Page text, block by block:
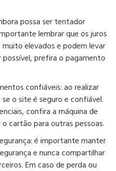
possa ser tentador
lembrar que os juros
elevados e podem levar
prefira o pagamento
confiáveis:ao realizar
o site é seguro e confiável.
confira a máquina de
cartão para outras pessoas.
é importante manter
e nunca compartilhar
Em caso de perda ou